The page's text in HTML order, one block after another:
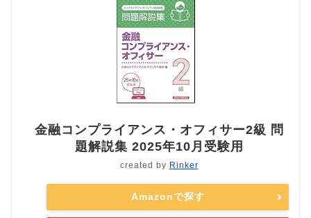
金融コンプライアンス・オフィサー2級 問
題解説集 2025年10月受験用
created by Rinker
Amazonで探す